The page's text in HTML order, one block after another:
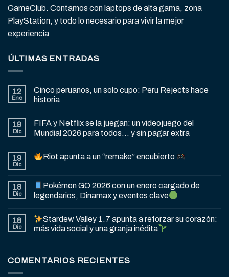
GameClub. Contamos con laptops de alta gama, zona
PlayStation, y todo lo necesario para vivir la mejor
experiencia
ÚLTIMAS ENTRADAS
12
Ene
Cinco peruanos, un solo cupo: Peru Rejects hace
historia
19
Dic
FIFA y Netflix se la juegan: un videojuego del
Mundial 2026 para todos… y sin pagar extra
19
Dic
Riot apunta a un “remake” encubierto
18
Dic
Pokémon GO 2026 con un enero cargado de
legendarios, Dinamax y eventos clave
18
Dic
Stardew Valley 1.7 apunta a reforzar su corazón:
más vida social y una granja inédita
COMENTARIOS RECIENTES